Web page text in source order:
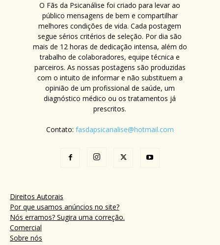
O Fãs da Psicanálise foi criado para levar ao
público mensagens de bem e compartilhar
melhores condições de vida. Cada postagem
segue sérios critérios de seleção. Por dia são
mais de 12 horas de dedicação intensa, além do
trabalho de colaboradores, equipe técnica e
parceiros. As nossas postagens são produzidas
com o intuito de informar e não substituem a
opinião de um profissional de saúde, um
diagnóstico médico ou os tratamentos já
prescritos.
Contato: fasdapsicanalise@hotmail.com
Direitos Autorais
Por que usamos anúncios no site?
Nós erramos? Sugira uma correção.
Comercial
Sobre nós